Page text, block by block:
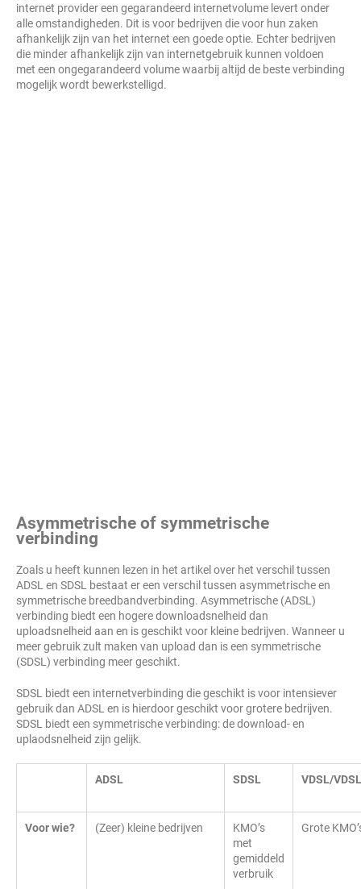
internet provider een gegarandeerd internetvolume levert onder
alle omstandigheden. Dit is voor bedrijven die voor hun zaken
afhankelijk zijn van het internet een goede optie. Echter bedrijven
die minder afhankelijk zijn van internetgebruik kunnen voldoen
met een ongegarandeerd volume waarbij altijd de beste verbinding
mogelijk wordt bewerkstelligd.
Asymmetrische of symmetrische
verbinding
Zoals u heeft kunnen lezen in het artikel over het verschil tussen
ADSL en SDSL bestaat er een verschil tussen asymmetrische en
symmetrische breedbandverbinding. Asymmetrische (ADSL)
verbinding biedt een hogere downloadsnelheid dan
uploadsnelheid aan en is geschikt voor kleine bedrijven. Wanneer u
meer gebruik zult maken van upload dan is een symmetrische
(SDSL) verbinding meer geschikt.
SDSL biedt een internetverbinding die geschikt is voor intensiever
gebruik dan ADSL en is hierdoor geschikt voor grotere bedrijven.
SDSL biedt een symmetrische verbinding: de download- en
uplaodsnelheid zijn gelijk.
ADSL SDSL VDSL/
Voor wie? (Zeer) kleine bedrijven
KMO’s
met
gemiddeld
verbruik
Grote